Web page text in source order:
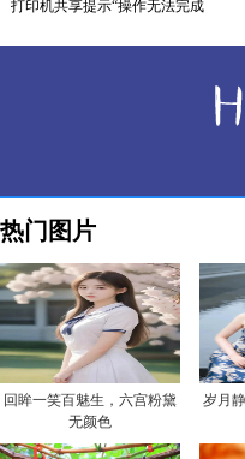
打印机共享提示“操作无法完成
热门图片
回眸一笑百魅生，六宫粉黛
无颜色
岁月